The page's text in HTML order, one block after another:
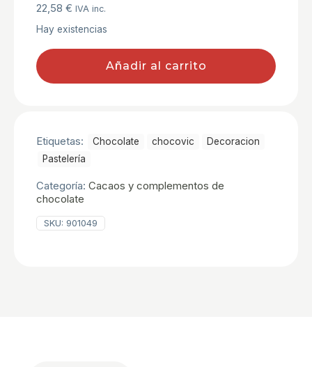
22,58 € IVA inc.
Hay existencias
Añadir al carrito
Etiquetas: Chocolate chocovic
Decoracion
Pastelerí­a
Categoría: Cacaos y complementos de
chocolate
SKU: 901049